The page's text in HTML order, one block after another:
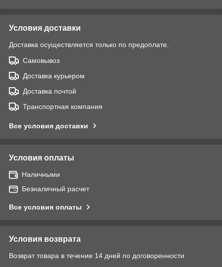
Условия доставки
Доставка осуществляется только по предоплате.
Самовывоз
Доставка курьером
Доставка почтой
Транспортная компания
Все условия доставки
Условия оплаты
Наличными
Безналичный расчет
Все условия оплаты
Условия возврата
Возврат товара в течение 14 дней по договоренности